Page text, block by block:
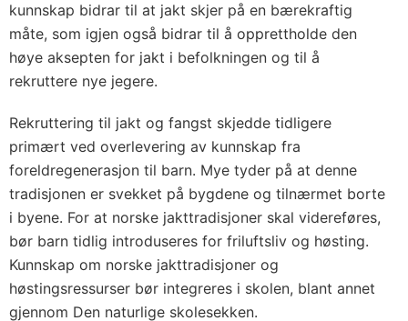
kunnskap bidrar til at jakt skjer på en bærekraftig
måte, som igjen også bidrar til å opprettholde den
høye aksepten for jakt i befolkningen og til å
rekruttere nye jegere.
Rekruttering til jakt og fangst skjedde tidligere
primært ved overlevering av kunnskap fra
foreldregenerasjon til barn. Mye tyder på at denne
tradisjonen er svekket på bygdene og tilnærmet borte
i byene. For at norske jakttradisjoner skal videreføres,
bør barn tidlig introduseres for friluftsliv og høsting.
Kunnskap om norske jakttradisjoner og
høstingsressurser bør integreres i skolen, blant annet
gjennom Den naturlige skolesekken.